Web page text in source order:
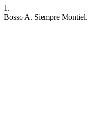
1.
Bosso A. Siempre Montiel.